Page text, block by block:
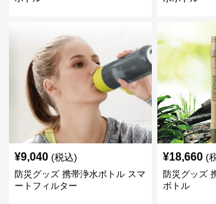
¥9,040 (税込)
防災グッズ 携帯浄水ボトル スマ
ートフィルター
¥18,660 (
防災グッズ
ボトル